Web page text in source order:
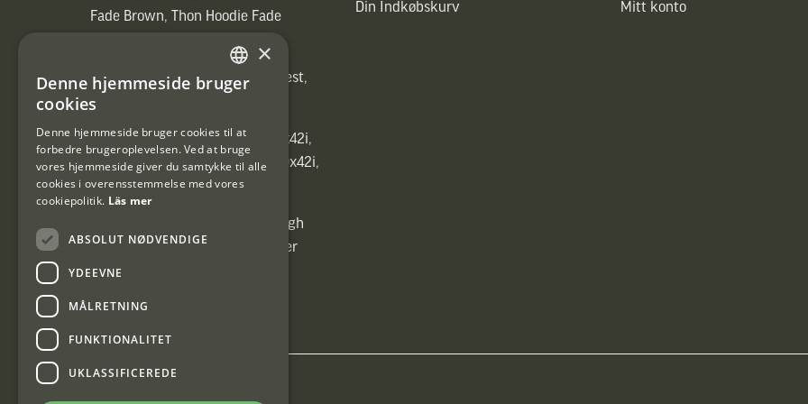
Fade Brown, Thon Hoodie Fade
[ih_use_fallback_field(Heated vest,
Heated vest)]
[ih_use_fallback_field(C6 1,7-10x42i,
6ggr förstoringsväxel!, C6 1,7-10x42i,
6ggr förstoringsväxel!)]
[ih_use_fallback_field(Carrier High
Energy Professional 15kg, Carrier
High Energy Professional 15kg)]
Din Indkøbskurv Mitt konto
SWEDISH
×
Denne hjemmeside bruger
cookies
Denne hjemmeside bruger cookies til at
forbedre brugeroplevelsen. Ved at bruge
vores hjemmeside giver du samtykke til alle
cookies i overensstemmelse med vores
cookiepolitik. Läs mer
ABSOLUT NØDVENDIGE
YDEEVNE
MÅLRETNING
FUNKTIONALITET
UKLASSIFICEREDE